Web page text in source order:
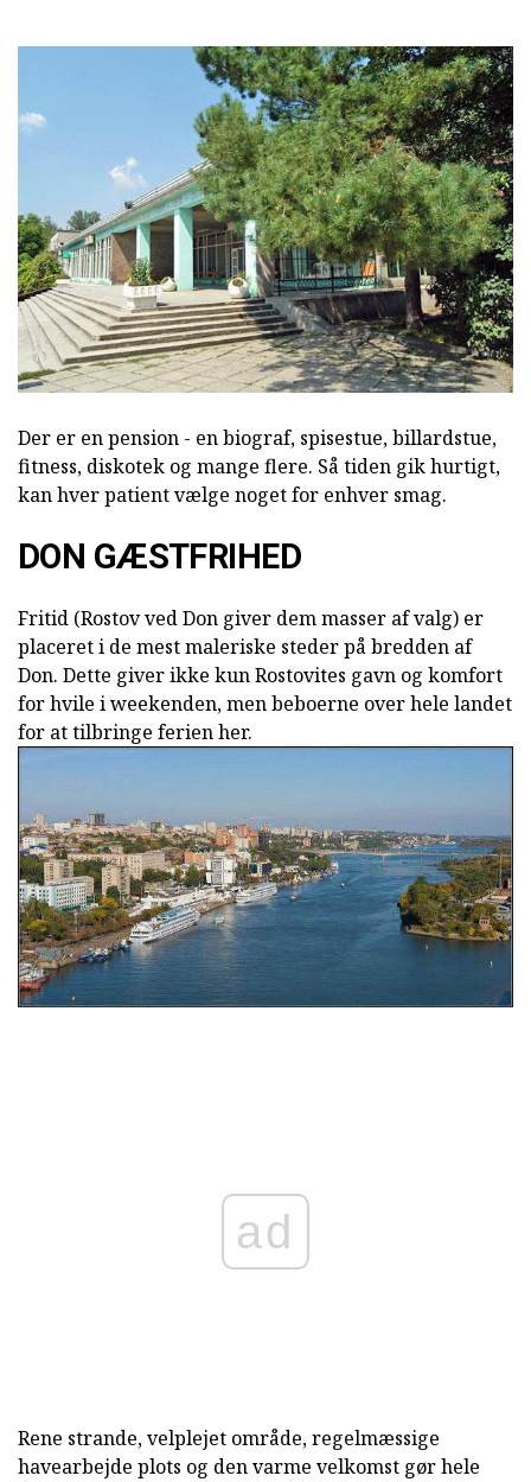
Der er en pension - en biograf, spisestue, billardstue,
fitness, diskotek og mange flere. Så tiden gik hurtigt,
kan hver patient vælge noget for enhver smag.
DON GÆSTFRIHED
Fritid (Rostov ved Don giver dem masser af valg) er
placeret i de mest maleriske steder på bredden af
Don. Dette giver ikke kun Rostovites gavn og komfort
for hvile i weekenden, men beboerne over hele landet
for at tilbringe ferien her.
ad
Rene strande, velplejet område, regelmæssige
havearbejde plots og den varme velkomst gør hele